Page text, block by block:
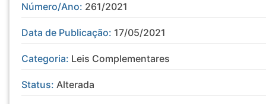
Número/Ano: 261/2021
Data de Publicação: 17/05/2021
Categoria: Leis Complementares
Status: Alterada